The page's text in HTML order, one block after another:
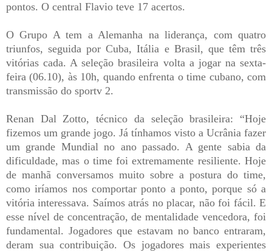
pontos. O central Flavio teve 17 acertos.
O Grupo A tem a Alemanha na liderança, com quatro
triunfos, seguida por Cuba, Itália e Brasil, que têm três
vitórias cada. A seleção brasileira volta a jogar na sexta-
feira (06.10), às 10h, quando enfrenta o time cubano, com
transmissão do sportv 2.
Renan Dal Zotto, técnico da seleção brasileira: “Hoje
fizemos um grande jogo. Já tínhamos visto a Ucrânia fazer
um grande Mundial no ano passado. A gente sabia da
dificuldade, mas o time foi extremamente resiliente. Hoje
de manhã conversamos muito sobre a postura do time,
como iríamos nos comportar ponto a ponto, porque só a
vitória interessava. Saímos atrás no placar, não foi fácil. E
esse nível de concentração, de mentalidade vencedora, foi
fundamental. Jogadores que estavam no banco entraram,
deram sua contribuição. Os jogadores mais experientes